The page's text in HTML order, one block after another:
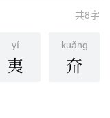
共8字
yí
夷
kuǎnɡ
夼